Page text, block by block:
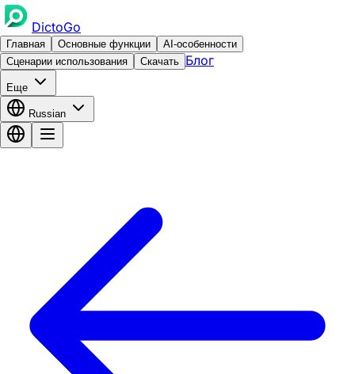
DictoGo
Главная Основные функции
AI-особенности
Сценарии использования
Скачать Блог
Еще
Russian